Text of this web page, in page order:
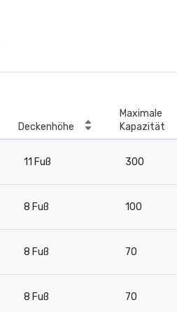
Deckenhöhe
Maximale
Kapazität
11 Fuß 300
8 Fuß 100
8 Fuß 70
8 Fuß 70